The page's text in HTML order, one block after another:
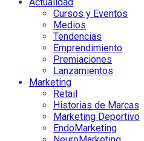
Cursos y Eventos
Medios
Tendencias
Emprendimiento
Premiaciones
Lanzamientos
Marketing
Retail
Historias de Marcas
Marketing Deportivo
EndoMarketing